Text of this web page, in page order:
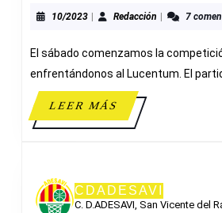
10/202310/2023Redacción Redacción
7
El sábado comenzamos la
enfrentándonos al Lucentum. El
LEER MÁSLEER
MÁS
CDADESAVI
C. D.ADESAVI, San Vicente del